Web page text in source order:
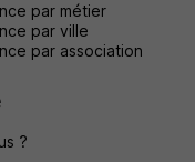
par métier
par ville
par association
?